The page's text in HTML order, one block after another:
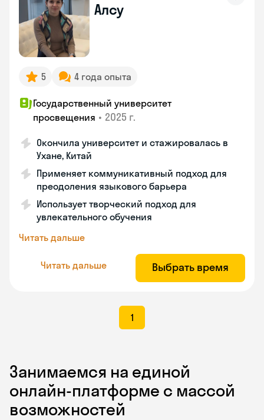
Алсу
5 4 года опыта
Государственный университет
просвещения • 2025 г.
Окончила университет и стажировалась в
Ухане, Китай
Применяет коммуникативный подход для
преодоления языкового барьера
Использует творческий подход для
увлекательного обучения
Читать дальше
Читать дальше Выбрать время
1
Занимаемся на единой
онлайн-платформе с массой
возможностей